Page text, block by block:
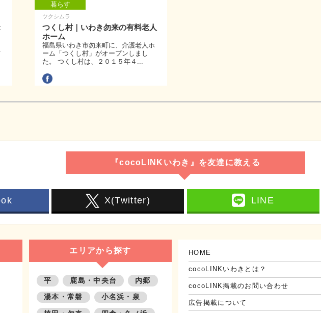
暮らす
ツクシムラ
つくし村｜いわき勿来の有料老人
ホーム
福島県いわき市勿来町に、介護老人ホ
ーム「つくし村」がオープンしまし
た。 つくし村は、２０１５年４...
『cocoLINKいわき』を友達に教える
X(Twitter) LINE
エリアから探す
平 鹿島・中央台 内郷
湯本・常磐 小名浜・泉
HOME
cocoLINKいわきとは？
cocoLINK掲載のお問い合わせ
広告掲載について